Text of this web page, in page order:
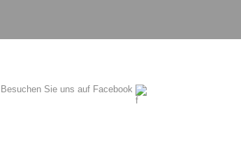
Besuchen Sie uns auf Facebook